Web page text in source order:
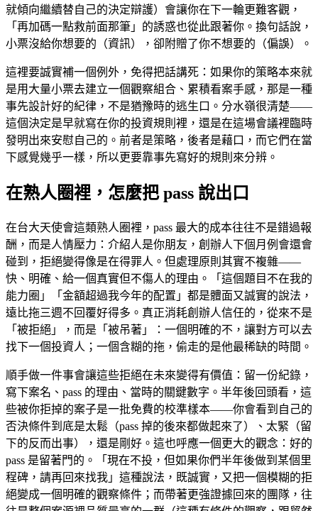
就傾向繼續替自己的決定辯護）會讓你在下一輪更難客觀，
「再加碼一點救前面那筆」的誘惑也從此跟著你。換句話說，
小票沒給你想要的（資訊），卻附贈了你不想要的（偏誤）。
這裡要誠實補一個例外，免得把話講死：如果你的策略本來就
是用大量小票去建立一個觀察組合、累積看案手感，那是一種
事先設計好的紀律，不是猶豫時的逃生口。分水嶺很清楚——
這個決定是早就寫在你的投資規則裡，還是在這場會議裡臨時
發明出來安慰自己的。前者是策略，後者是藉口，而它們在當
下感覺幾乎一樣，所以更要靠事先寫好的規則來分辨。
在熟人圈裡，怎麼把 pass 說出口
在台大天使會這類熟人圈裡，pass 最大的成本往往不是錯過報
酬，而是人情壓力：介紹人是你朋友，創辦人下個月例會還會
碰到，拒絕變得像是在得罪人。但處理原則其實不複雜——
快、明確、給一個真實但不傷人的理由。「這個題目不在我的
能力圈」「金額超過我今年的配置」都是體面又誠實的說法，
遠比拖三週不回覆好得多。真正消耗創辦人信任的，從來不是
「被拒絕」，而是「被吊著」：一個明確的不，讓對方可以去
找下一個投資人；一個含糊的拖，偷走的是他最稀缺的時間。
順手做一件事會讓這些拒絕在未來變得有價值：留一份紀錄，
寫下案名、pass 的理由、當時的關鍵數字。半年後回頭看，這
些被你拒掉的案子是一批免費的校準樣本——你會看到自己的
否決條件到底是太鬆（pass 掉的後來都做起來了）、太緊（留
下的反而出事），還是剛好。這也呼應一個更大的觀念：好的
pass 是留著門的。「現在不投，但如果你們半年後做到某個里
程碑，請再回來找我」這種說法，既誠實，又把一個模糊的拒
絕變成一個明確的觀察條件；而帶著更強證據回來的團隊，往